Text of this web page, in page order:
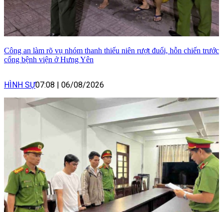
Công an làm rõ vụ nhóm thanh thiếu niên rượt đuổi, hỗn chiến trước
cổng bệnh viện ở Hưng Yên
HÌNH SỰ07:08 | 06/08/2026